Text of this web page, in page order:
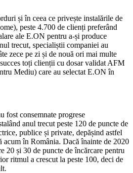
și în ceea ce privește instalările de
peste 4.700 de clienți preferând
ale E.ON pentru a-și produce
trecut, specialiștii companiei au
zece pe zi și de nouă ori mai multe
toți clienții cu dosar validat AFM
Mediu) care au selectat E.ON în
fost consemnate progrese
anul trecut peste 120 de puncte de
publice și private, depășind astfel
acum în România. Dacă înainte de 2020
20 și 30 de puncte de încărcare pentru
ritmul a crescut la peste 100, deci de